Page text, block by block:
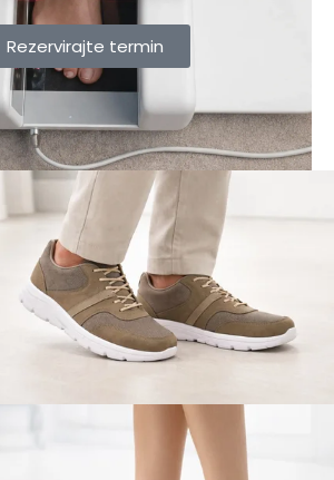
Rezervirajte termin